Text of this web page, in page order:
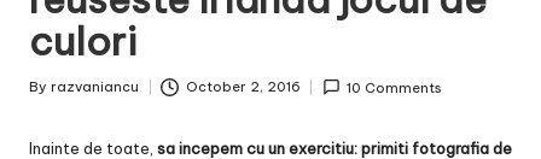
culori
Posted
By razvaniancu October 2, 2016 10 Comments
Inainte de toate, sa incepem cu un exercitiu: primiti fotografia de